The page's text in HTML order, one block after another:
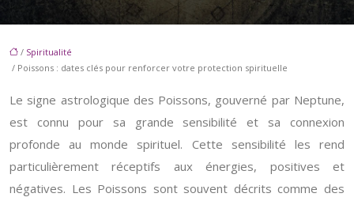
/ Spiritualité
/ Poissons : dates clés pour renforcer votre protection spirituelle
Le signe astrologique des Poissons, gouverné par Neptune,
est connu pour sa grande sensibilité et sa connexion
profonde au monde spirituel. Cette sensibilité les rend
particulièrement réceptifs aux énergies, positives et
négatives. Les Poissons sont souvent décrits comme des